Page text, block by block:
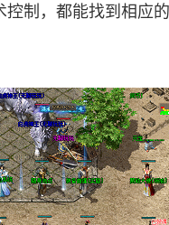
制，都能找到相应